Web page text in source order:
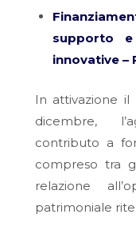
supporto
innovative –
In attivazione il
dicembre,
contributo a
compreso tra
relazione
patrimoniale